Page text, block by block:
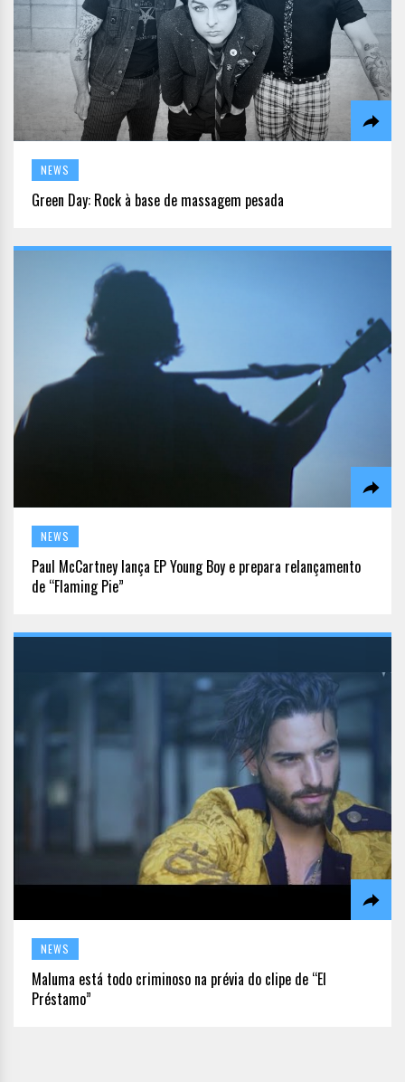
NEWS
Green Day: Rock à base de massagem pesada
NEWS
Paul McCartney lança EP Young Boy e prepara relançamento
de “Flaming Pie”
NEWS
Maluma está todo criminoso na prévia do clipe de “El
Préstamo”